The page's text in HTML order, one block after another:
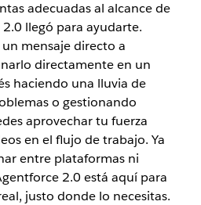
adecuadas al alcance de
llegó para ayudarte.
mensaje directo a
directamente en un
haciendo una lluvia de
o gestionando
aprovechar tu fuerza
en el flujo de trabajo. Ya
entre plataformas ni
2.0 está aquí para
justo donde lo necesitas.